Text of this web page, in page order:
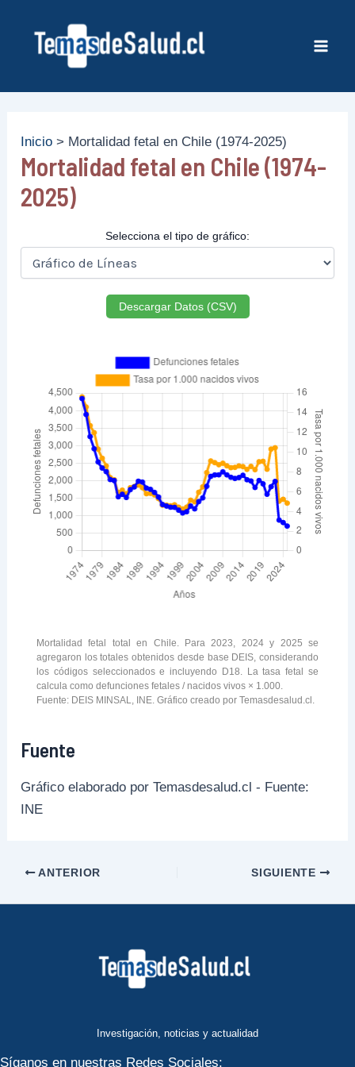
contenido
Inicio Mortalidad fetal en Chile (1974-2025)
Mortalidad fetal en Chile (1974-
2025)
Selecciona el tipo de gráfico:
Descargar Datos (CSV)
Mortalidad fetal total en Chile. Para 2023, 2024 y 2025 se
agregaron los totales obtenidos desde base DEIS, considerando
los códigos seleccionados e incluyendo D18. La tasa fetal se
calcula como defunciones fetales / nacidos vivos × 1.000.
Fuente: DEIS MINSAL, INE. Gráfico creado por Temasdesalud.cl.
Fuente
Gráfico elaborado por Temasdesalud.cl - Fuente:
INE
ANTERIOR SIGUIENTE
Investigación, noticias y actualidad
Síganos en nuestras Redes Sociales: